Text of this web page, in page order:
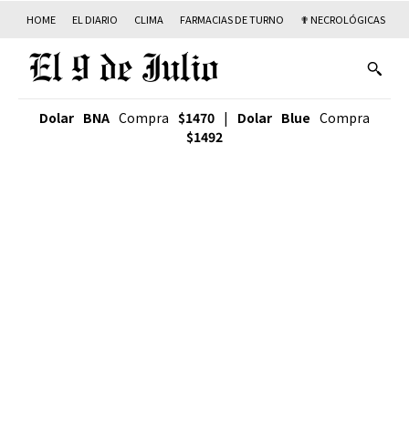
HOME EL DIARIO CLIMA FARMACIAS DE TURNO ✟ NECROLÓGICAS
Dolar BNA Compra $1470 | Dolar Blue Compra
$1492